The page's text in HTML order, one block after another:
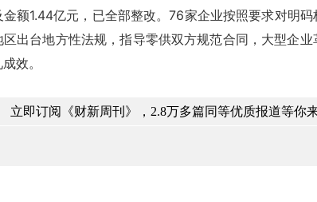
金额1.44亿元，已全部整改。76家企业按照要求对明
出台地方性法规，指导零供双方规范合同，大型企
效。
立即订阅《财新周刊》，2.8万多篇同等优质报道等你